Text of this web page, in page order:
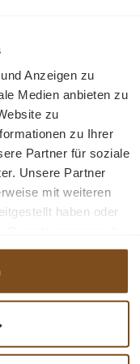
Anzeigen zu
Medien anbieten zu
zu
zu Ihrer
Partner für soziale
Unsere Partner
mit weiteren
haben oder
50 cm
Schrank